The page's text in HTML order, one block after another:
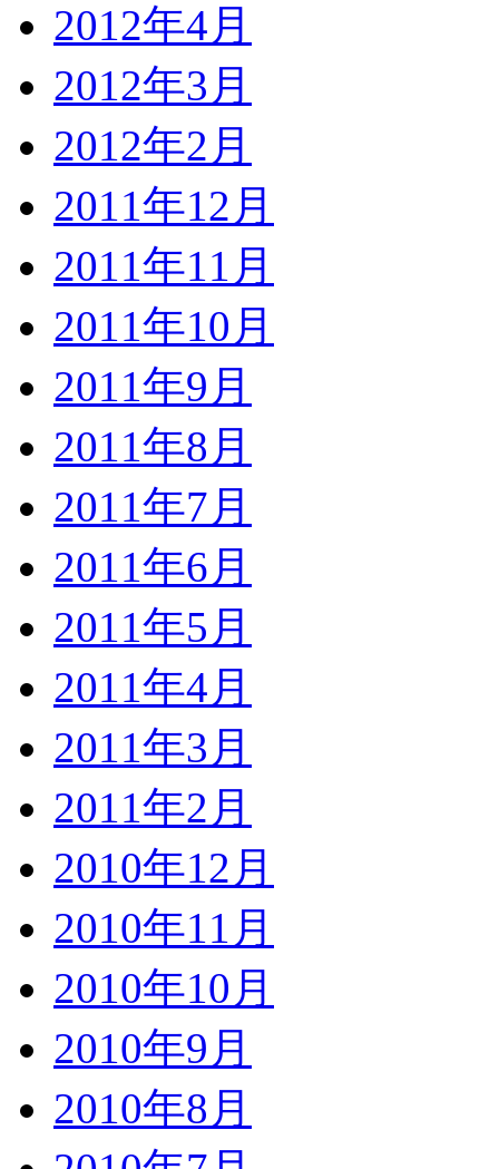
2012年4月
2012年3月
2012年2月
2011年12月
2011年11月
2011年10月
2011年9月
2011年8月
2011年7月
2011年6月
2011年5月
2011年4月
2011年3月
2011年2月
2010年12月
2010年11月
2010年10月
2010年9月
2010年8月